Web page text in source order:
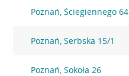
Poznań, Ściegiennego 64
Poznań, Serbska 15/1
Poznań, Sokoła 26